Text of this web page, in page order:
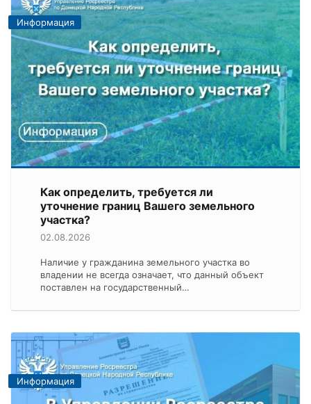
Информация
Как определить, требуется ли
уточнение границ Вашего земельного
участка?
02.08.2026
Наличие у гражданина земельного участка во
владении не всегда означает, что данный объект
поставлен на государственный…
Информация